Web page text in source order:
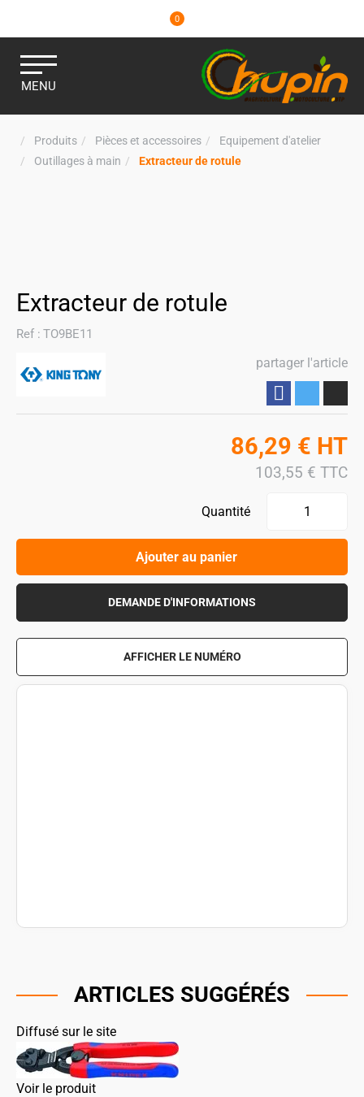
0
MENU
Produits Pièces et accessoires
Equipement d'atelier
Outillages à main
Extracteur de rotule
Extracteur de rotule
Ref : TO9BE11
partager l'article
86,29 € HT
103,55 € TTC
Quantité
Ajouter au panier
DEMANDE D'INFORMATIONS
AFFICHER LE NUMÉRO
ARTICLES SUGGÉRÉS
Diffusé sur le site
Voir le produit